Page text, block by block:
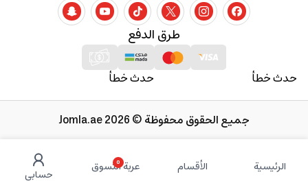
الرئيسية الأقسام 0
عربة التسوق حسابي
حدث خطأ حدث خطأ
طرق الدفع
جميع الحقوق محفوظة © 2026 Jomla.ae